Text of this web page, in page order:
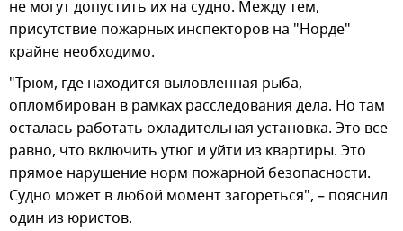
не могут допустить их на судно. Между тем,
присутствие пожарных инспекторов на "Норде"
крайне необходимо.
"Трюм, где находится выловленная рыба,
опломбирован в рамках расследования дела. Но там
осталась работать охладительная установка. Это все
равно, что включить утюг и уйти из квартиры. Это
прямое нарушение норм пожарной безопасности.
Судно может в любой момент загореться", – пояснил
один из юристов.